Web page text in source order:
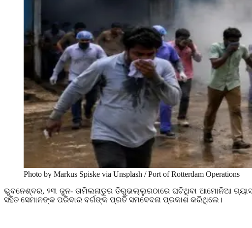
Photo by Markus Spiske via Unsplash / Port of Rotterdam Operations
ଭୁବନେଶ୍ବର, ୨୩ ଜୁନ- ତାମିଲନାଡୁର ତିରୁଭଲ୍ଲୁରଠାରେ ଘଟିଥିବା ଆମୋନିଆ
ସହିତ ସେମାନଙ୍କ ପରିବାର ବର୍ଗଙ୍କ ପ୍ରତି ସମବେଦନା ପ୍ରକାଶ କରିଥିଲେ।